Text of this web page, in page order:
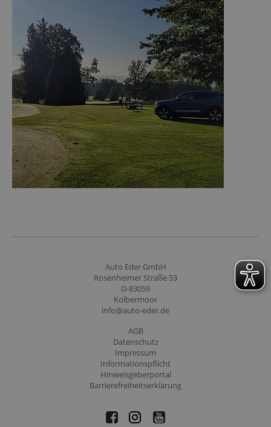
Auto Eder GmbH
Rosenheimer Straße 53
D-83059
Kolbermoor
info@auto-eder.de
AGB
Datenschutz
Impressum
Informationspflicht
Hinweisgeberportal
Barrierefreiheitserklärung